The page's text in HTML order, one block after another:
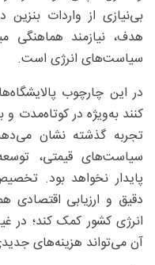
هدف، نیازمند هماهنگی
سیاست‌های انرژی است.
در این چارچوب
کنند به‌ویژه در کوتاه‌مدت
تجربه گذشته نشان
سیاست‌های قیمتی،
دقیق و ارزیابی اقتصادی
انرژی کشور کمک کند؛ در
آن می‌تواند هزینه‌های